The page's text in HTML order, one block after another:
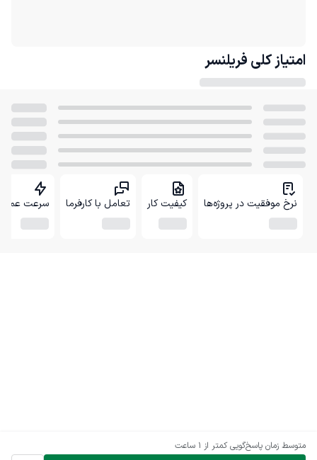
متوسط زمان پاسخ‌گویی کمتر از 1 ساعت
امتیاز کلی فریلنسر
نرخ موفقیت در پروژه‌ها کیفیت کار تعامل با کارفرما سرعت عمل